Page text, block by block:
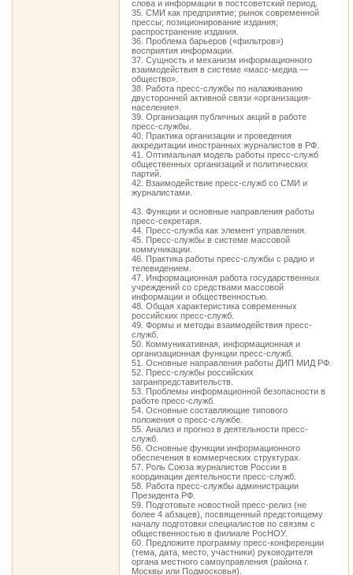
слова и информации в постсоветский период.
35. СМИ как предприятие; рынок современной
прессы; позиционирование издания;
распространение издания.
36. Проблема барьеров («фильтров»)
восприятия информации.
37. Сущность и механизм информационного
взаимодействия в системе «масс-медиа —
общество».
38. Работа пресс-службы по налаживанию
двусторонней активной связи «организация-
население».
39. Организация публичных акций в работе
пресс-службы.
40. Практика организации и проведения
аккредитации иностранных журналистов в РФ.
41. Оптимальная модель работы пресс-служб
общественных организаций и политических
партий.
42. Взаимодействие пресс-служб со СМИ и
журналистами.
43. Функции и основные направления работы
пресс-секретаря.
44. Пресс-служба как элемент управления.
45. Пресс-службы в системе массовой
коммуникации.
46. Практика работы пресс-службы с радио и
телевидением.
47. Информационная работа государственных
учреждений со средствами массовой
информации и общественностью.
48. Общая характеристика современных
российских пресс-служб.
49. Формы и методы взаимодействия пресс-
служб.
50. Коммуникативная, информационная и
организационная функции пресс-служб.
51. Основные направления работы ДИП МИД РФ.
52. Пресс-службы российских
загранпредставительств.
53. Проблемы информационной безопасности в
работе пресс-служб.
54. Основные составляющие типового
положения о пресс-службе.
55. Анализ и прогноз в деятельности пресс-
служб.
56. Основные функции информационного
обеспечения в коммерческих структурах.
57. Роль Союза журналистов России в
координации деятельности пресс-служб.
58. Работа пресс-службы администрации
Президента РФ.
59. Подготовьте новостной пресс-релиз (не
более 4 абзацев), посвященный предстоящему
началу подготовки специалистов по связям с
общественностью в филиале РосНОУ.
60. Предложите программу пресс-конференции
(тема, дата, место, участники) руководителя
органа местного самоуправления (района г.
Москвы или Подмосковья).